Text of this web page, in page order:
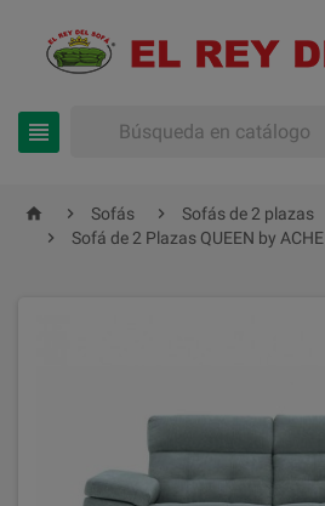

  Sofás 
Sofás de 2 plazas

Sofá de 2 Plazas QUEEN by ACHE